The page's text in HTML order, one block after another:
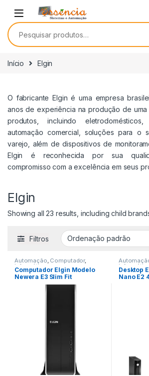
Início Elgin
O fabricante Elgin é uma empresa
anos de experiência na produção de
produtos, incluindo
automação comercial, soluções para o
varejo, além de dispositivos de
Elgin é reconhecida por sua
compromisso com a excelência em seus
Elgin
Showing all 23 results, including child
Filtros
Automação, Computador,
Informática
Computador Elgin Modelo
Newera E3 Slim Fit
Desktop
Nano E2